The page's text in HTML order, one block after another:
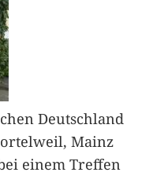
Deutschland
Mainz
einem Treffen